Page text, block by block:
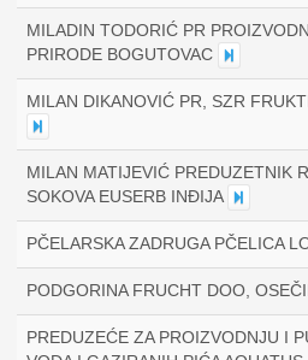
MILADIN TODORIĆ PR
PRIRODE BOGUTOVAC
MILAN DIKANOVIĆ PR, SZR
MILAN MATIJEVIĆ PREDUZETNIK
SOKOVA EUSERB INĐIJA
PČELARSKA ZADRUGA PČELICA
PODGORINA FRUCHT DOO,
PREDUZEĆE ZA PROIZVODNJU I